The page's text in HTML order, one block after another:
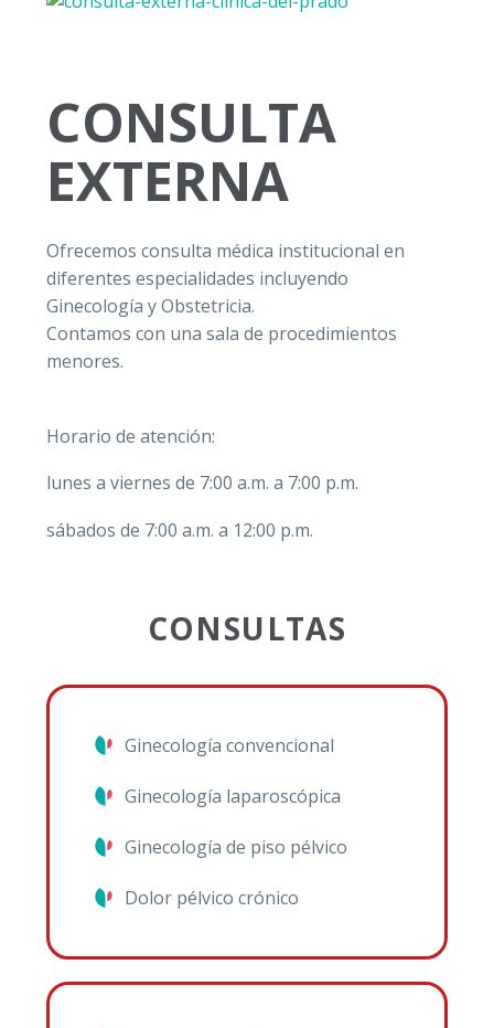
CONSULTA
EXTERNA
Ofrecemos consulta médica institucional en
diferentes especialidades incluyendo
Ginecología y Obstetricia.
Contamos con una sala de procedimientos
menores.
Horario de atención:
lunes a viernes de 7:00 a.m. a 7:00 p.m.
sábados de 7:00 a.m. a 12:00 p.m.
CONSULTAS
Ginecología convencional
Ginecología laparoscópica
Ginecología de piso pélvico
Dolor pélvico crónico